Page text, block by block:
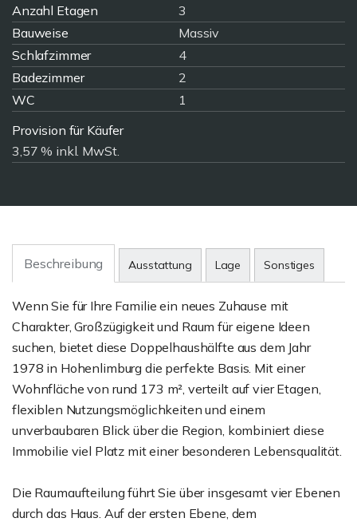
Anzahl Etagen
3
Bauweise
Massiv
Schlafzimmer
4
Badezimmer
2
WC
1
Provision für Käufer
3,57 % inkl. MwSt.
Beschreibung Ausstattung Lage Sonstiges
Wenn Sie für Ihre Familie ein neues Zuhause mit
Charakter, Großzügigkeit und Raum für eigene Ideen
suchen, bietet diese Doppelhaushälfte aus dem Jahr
1978 in Hohenlimburg die perfekte Basis. Mit einer
Wohnfläche von rund 173 m², verteilt auf vier Etagen,
flexiblen Nutzungsmöglichkeiten und einem
unverbaubaren Blick über die Region, kombiniert diese
Immobilie viel Platz mit einer besonderen Lebensqualität.
Die Raumaufteilung führt Sie über insgesamt vier Ebenen
durch das Haus. Auf der ersten Ebene, dem